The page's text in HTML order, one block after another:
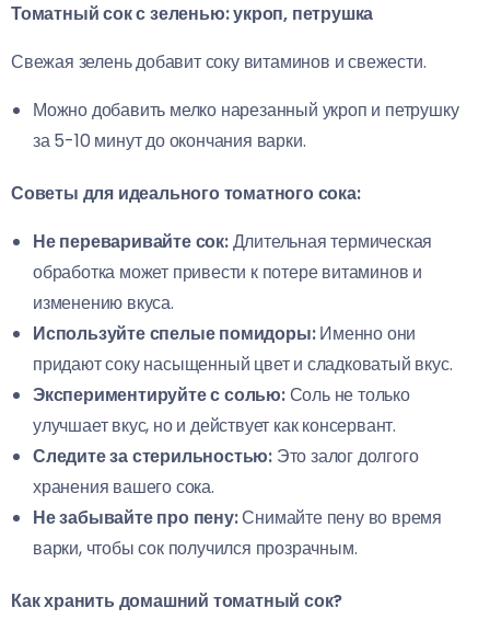
Томатный сок с зеленью: укроп, петрушка
Свежая зелень добавит соку витаминов и свежести.
Можно добавить мелко нарезанный укроп и петрушку
за 5-10 минут до окончания варки.
Советы для идеального томатного сока:
Не переваривайте сок:Длительная термическая
обработка может привести к потере витаминов и
изменению вкуса.
Используйте спелые помидоры:Именно они
придают соку насыщенный цвет и сладковатый вкус.
Экспериментируйте с солью:Соль не только
улучшает вкус, но и действует как консервант.
Следите за стерильностью: Это залог долгого
хранения вашего сока.
Не забывайте про пену:Снимайте пену во время
варки, чтобы сок получился прозрачным.
Как хранить домашний томатный сок?